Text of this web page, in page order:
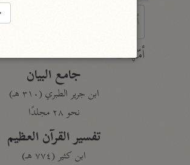
characters for results.
أمّهات
جامع البيان
ابن جرير الطبري (٣١٠ هـ)
نحو ٢٨ مجلدًا
تفسير القرآن العظيم
ابن كثير (٧٧٤ هـ)